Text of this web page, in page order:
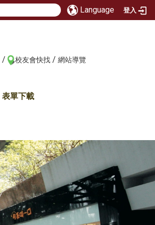
Language 登入
/ 校友會快找 / 網站導覽
表單下載